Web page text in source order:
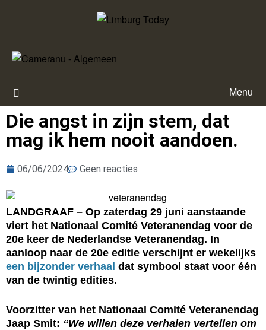
Menu
Die angst in zijn stem, dat
mag ik hem nooit aandoen.
06/06/2024 Geen reacties
LANDGRAAF – Op zaterdag 29 juni aanstaande
viert het Nationaal Comité Veteranendag voor de
20e keer de Nederlandse Veteranendag. In
aanloop naar de 20e editie verschijnt er wekelijks
een bijzonder verhaal dat symbool staat voor één
van de twintig edities.
Voorzitter van het Nationaal Comité Veteranendag
Jaap Smit: “We willen deze verhalen vertellen om